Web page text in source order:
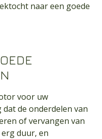
naar een goede
voor uw
de onderdelen van
of vervangen van
duur, en